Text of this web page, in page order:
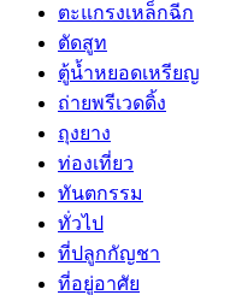
ตะแกรงเหล็กฉีก
ตัดสูท
ตู้น้ำหยอดเหรียญ
ถ่ายพรีเวดดิ้ง
ถุงยาง
ท่องเที่ยว
ทันตกรรม
ทั่วไป
ที่ปลูกกัญชา
ที่อยู่อาศัย